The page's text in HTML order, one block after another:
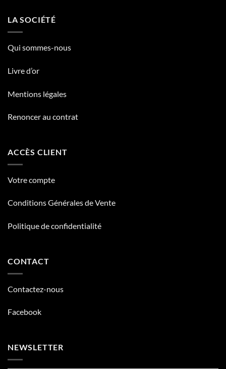
LA SOCIÉTÉ
Qui sommes-nous
Livre d’or
Mentions légales
Renoncer au contrat
ACCÈS CLIENT
Votre compte
Conditions Générales de Vente
Politique de confidentialité
CONTACT
Contactez-nous
Facebook
NEWSLETTER